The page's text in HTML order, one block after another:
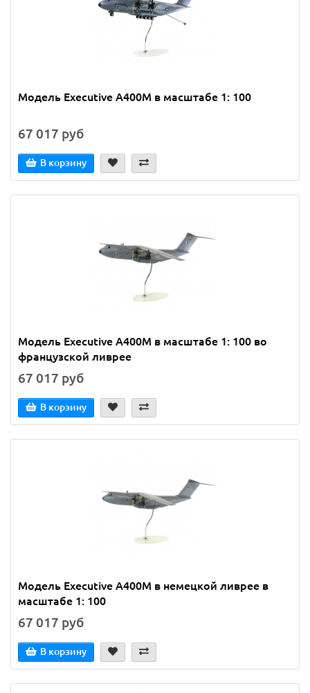
Модель Executive A400M в масштабе 1: 100
67 017 руб
В корзину
Модель Executive A400M в масштабе 1: 100 во
французской ливрее
67 017 руб
В корзину
Модель Executive A400M в немецкой ливрее в
масштабе 1: 100
67 017 руб
В корзину